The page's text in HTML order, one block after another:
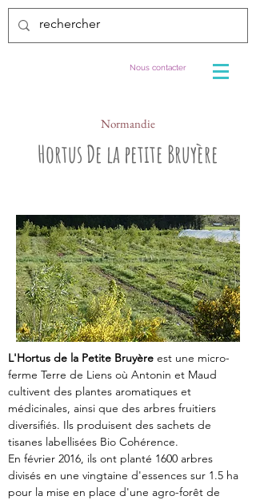
Nous contacter
Normandie
Hortus De la petite Bruyère
L'Hortus de la Petite Bruyère est une micro-
ferme Terre de Liens où Antonin et Maud
cultivent des plantes aromatiques et
médicinales, ainsi que des arbres fruitiers
diversifiés. Ils produisent des sachets de
tisanes labellisées Bio Cohérence.
En février 2016, ils ont planté 1600 arbres
divisés en une vingtaine d'essences sur 1.5 ha
pour la mise en place d'une agro-forêt de